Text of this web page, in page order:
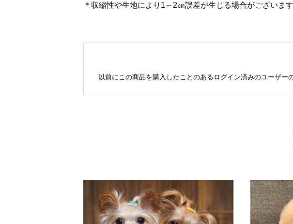
＊収縮性や生地により1～2㎝誤差が生じる場合がございます
以前にこの商品を購入したことのあるログイン済みのユーザー